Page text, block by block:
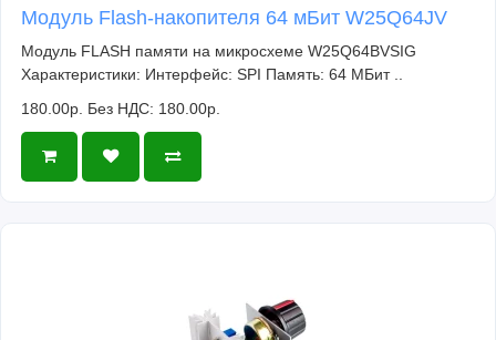
Модуль Flash-накопителя 64 мБит W25Q64JV
Модуль FLASH памяти на микросхеме W25Q64BVSIG
Характеристики: Интерфейс: SPI Память: 64 МБит ..
180.00р. Без НДС: 180.00р.